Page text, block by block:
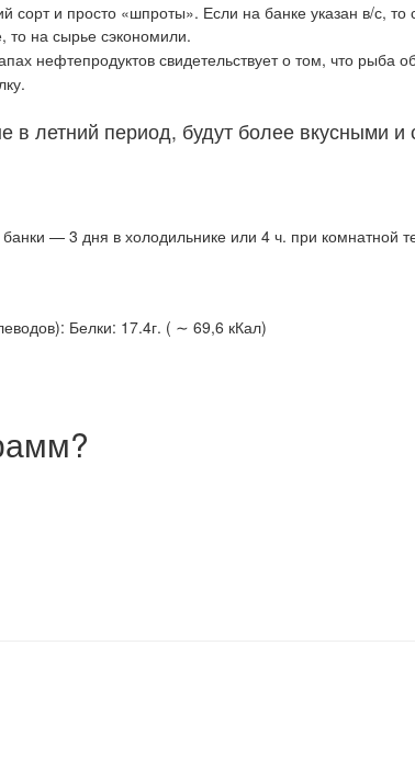
и просто «шпроты». Если на банке указан в/с,
то на сырье сэкономили.
нефтепродуктов свидетельствует о том, что
в летний период, будут более вкусными и
— 3 дня в холодильнике или 4 ч. при комнатной
Белки: 17.4г. ( ∼ 69,6 кКал)